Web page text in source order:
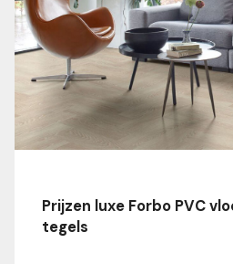
Prijzen luxe Forbo PVC
tegels